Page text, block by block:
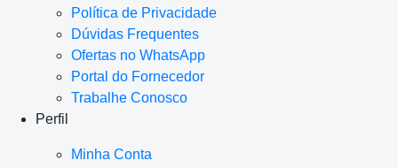
Política de Privacidade
Dúvidas Frequentes
Ofertas no WhatsApp
Portal do Fornecedor
Trabalhe Conosco
Perfil
Minha Conta